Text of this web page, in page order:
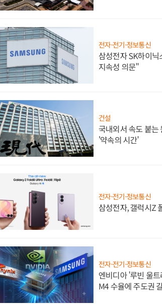
전자·전기·정보통신
삼성전자 SK하이
지속성 의문"
건설
국내외서 속도 붙는
'약속의 시간'
전자·전기·정보통신
삼성전자, 갤럭시Z
전자·전기·정보통신
엔비디아 '루빈 울
M4 수율에 주도권